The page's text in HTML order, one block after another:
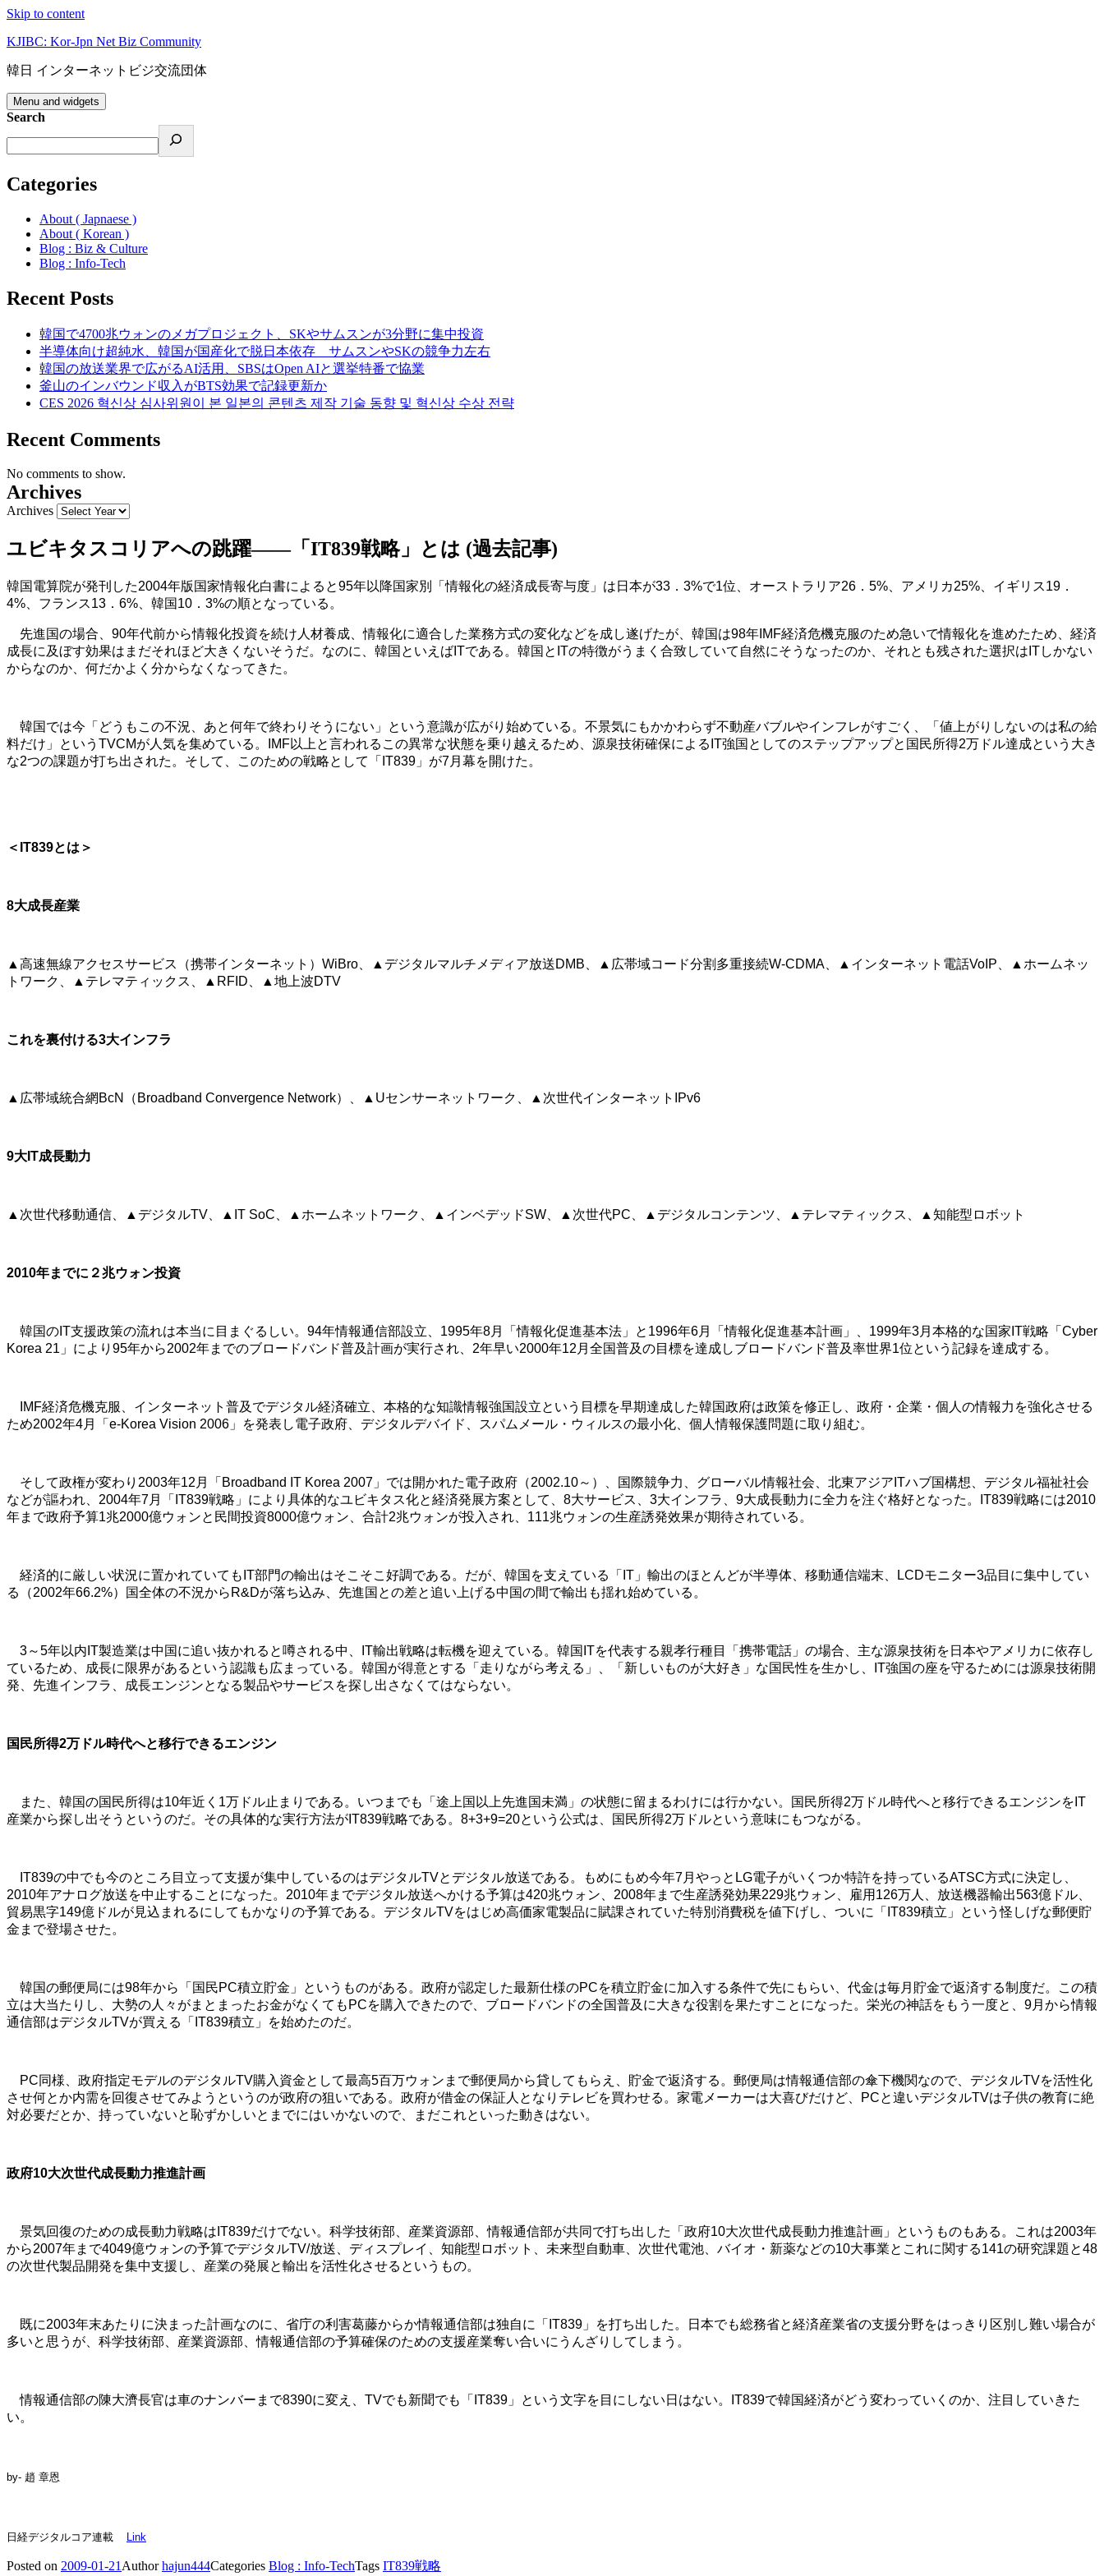
Skip to content
KJIBC: Kor-Jpn Net Biz Community
韓日 インターネットビジ交流団体
Menu and widgets
Search
Categories
About ( Japnaese )
About ( Korean )
Blog : Biz & Culture
Blog : Info-Tech
Recent Posts
韓国で4700兆ウォンのメガプロジェクト、SKやサムスンが3分野に集中投資
半導体向け超純水、韓国が国産化で脱日本依存 サムスンやSKの競争力左右
韓国の放送業界で広がるAI活用、SBSはOpen AIと選挙特番で協業
釜山のインバウンド収入がBTS効果で記録更新か
CES 2026 혁신상 심사위원이 본 일본의 콘텐츠 제작 기술 동향 및 혁신상 수상 전략
Recent Comments
No comments to show.
Archives
Archives
ユビキタスコリアへの跳躍――「IT839戦略」とは (過去記事)
韓国電算院が発刊した2004年版国家情報化白書によると95年以降国家別「情報化の経済成長寄与度」は日本が33．3%で1位、オーストラリア26．5%、アメリカ25%、イギリス19．
4%、フランス13．6%、韓国10．3%の順となっている。
先進国の場合、90年代前から情報化投資を続け人材養成、情報化に適合した業務方式の変化などを成し遂げたが、韓国は98年IMF経済危機克服のため急いで情報化を進めたため、経済
成長に及ぼす効果はまだそれほど大きくないそうだ。なのに、韓国といえばITである。韓国とITの特徴がうまく合致していて自然にそうなったのか、それとも残された選択はITしかない
からなのか、何だかよく分からなくなってきた。
韓国では今「どうもこの不況、あと何年で終わりそうにない」という意識が広がり始めている。不景気にもかかわらず不動産バブルやインフレがすごく、「値上がりしないのは私の給
料だけ」というTVCMが人気を集めている。IMF以上と言われるこの異常な状態を乗り越えるため、源泉技術確保によるIT強国としてのステップアップと国民所得2万ドル達成という大き
な2つの課題が打ち出された。そして、このための戦略として「IT839」が7月幕を開けた。
＜IT839とは＞
8大成長産業
▲高速無線アクセスサービス（携帯インターネット）WiBro、▲デジタルマルチメディア放送DMB、▲広帯域コード分割多重接続W-CDMA、▲インターネット電話VoIP、▲ホームネッ
トワーク、▲テレマティックス、▲RFID、▲地上波DTV
これを裏付ける3大インフラ
▲広帯域統合網BcN（Broadband Convergence Network）、▲Uセンサーネットワーク、▲次世代インターネットIPv6
9大IT成長動力
▲次世代移動通信、▲デジタルTV、▲IT SoC、▲ホームネットワーク、▲インベデッドSW、▲次世代PC、▲デジタルコンテンツ、▲テレマティックス、▲知能型ロボット
2010年までに２兆ウォン投資
韓国のIT支援政策の流れは本当に目まぐるしい。94年情報通信部設立、1995年8月「情報化促進基本法」と1996年6月「情報化促進基本計画」、1999年3月本格的な国家IT戦略「Cyber
Korea 21」により95年から2002年までのブロードバンド普及計画が実行され、2年早い2000年12月全国普及の目標を達成しブロードバンド普及率世界1位という記録を達成する。
IMF経済危機克服、インターネット普及でデジタル経済確立、本格的な知識情報強国設立という目標を早期達成した韓国政府は政策を修正し、政府・企業・個人の情報力を強化させる
ため2002年4月「e-Korea Vision 2006」を発表し電子政府、デジタルデバイド、スパムメール・ウィルスの最小化、個人情報保護問題に取り組む。
そして政権が変わり2003年12月「Broadband IT Korea 2007」では開かれた電子政府（2002.10～）、国際競争力、グローバル情報社会、北東アジアITハブ国構想、デジタル福祉社会
などが謳われ、2004年7月「IT839戦略」により具体的なユビキタス化と経済発展方案として、8大サービス、3大インフラ、9大成長動力に全力を注ぐ格好となった。IT839戦略には2010
年まで政府予算1兆2000億ウォンと民間投資8000億ウォン、合計2兆ウォンが投入され、111兆ウォンの生産誘発效果が期待されている。
経済的に厳しい状況に置かれていてもIT部門の輸出はそこそこ好調である。だが、韓国を支えている「IT」輸出のほとんどが半導体、移動通信端末、LCDモニター3品目に集中してい
る（2002年66.2%）国全体の不況からR&Dが落ち込み、先進国との差と追い上げる中国の間で輸出も揺れ始めている。
3～5年以内IT製造業は中国に追い抜かれると噂される中、IT輸出戦略は転機を迎えている。韓国ITを代表する親孝行種目「携帯電話」の場合、主な源泉技術を日本やアメリカに依存し
ているため、成長に限界があるという認識も広まっている。韓国が得意とする「走りながら考える」、「新しいものが大好き」な国民性を生かし、IT強国の座を守るためには源泉技術開
発、先進インフラ、成長エンジンとなる製品やサービスを探し出さなくてはならない。
国民所得2万ドル時代へと移行できるエンジン
また、韓国の国民所得は10年近く1万ドル止まりである。いつまでも「途上国以上先進国未満」の状態に留まるわけには行かない。国民所得2万ドル時代へと移行できるエンジンをIT
産業から探し出そうというのだ。その具体的な実行方法がIT839戦略である。8+3+9=20という公式は、国民所得2万ドルという意味にもつながる。
IT839の中でも今のところ目立って支援が集中しているのはデジタルTVとデジタル放送である。もめにもめ今年7月やっとLG電子がいくつか特許を持っているATSC方式に決定し、
2010年アナログ放送を中止することになった。2010年までデジタル放送へかける予算は420兆ウォン、2008年まで生産誘発効果229兆ウォン、雇用126万人、放送機器輸出563億ドル、
貿易黒字149億ドルが見込まれるにしてもかなりの予算である。デジタルTVをはじめ高価家電製品に賦課されていた特別消費税を値下げし、ついに「IT839積立」という怪しげな郵便貯
金まで登場させた。
韓国の郵便局には98年から「国民PC積立貯金」というものがある。政府が認定した最新仕様のPCを積立貯金に加入する条件で先にもらい、代金は毎月貯金で返済する制度だ。この積
立は大当たりし、大勢の人々がまとまったお金がなくてもPCを購入できたので、ブロードバンドの全国普及に大きな役割を果たすことになった。栄光の神話をもう一度と、9月から情報
通信部はデジタルTVが買える「IT839積立」を始めたのだ。
PC同様、政府指定モデルのデジタルTV購入資金として最高5百万ウォンまで郵便局から貸してもらえ、貯金で返済する。郵便局は情報通信部の傘下機関なので、デジタルTVを活性化
させ何とか内需を回復させてみようというのが政府の狙いである。政府が借金の保証人となりテレビを買わせる。家電メーカーは大喜びだけど、PCと違いデジタルTVは子供の教育に絶
対必要だとか、持っていないと恥ずかしいとまでにはいかないので、まだこれといった動きはない。
政府10大次世代成長動力推進計画
景気回復のための成長動力戦略はIT839だけでない。科学技術部、産業資源部、情報通信部が共同で打ち出した「政府10大次世代成長動力推進計画」というものもある。これは2003年
から2007年まで4049億ウォンの予算でデジタルTV/放送、ディスプレイ、知能型ロボット、未来型自動車、次世代電池、バイオ・新薬などの10大事業とこれに関する141の研究課題と48
の次世代製品開発を集中支援し、産業の発展と輸出を活性化させるというもの。
既に2003年末あたりに決まった計画なのに、省庁の利害葛藤からか情報通信部は独自に「IT839」を打ち出した。日本でも総務省と経済産業省の支援分野をはっきり区別し難い場合が
多いと思うが、科学技術部、産業資源部、情報通信部の予算確保のための支援産業奪い合いにうんざりしてしまう。
情報通信部の陳大濟長官は車のナンバーまで8390に変え、TVでも新聞でも「IT839」という文字を目にしない日はない。IT839で韓国経済がどう変わっていくのか、注目していきた
い。
by- 趙 章恩
日 経デジタルコア連載 Link
Posted on 2009-01-21 Authorhajun444Categories Blog : Info-TechTags IT839戦略